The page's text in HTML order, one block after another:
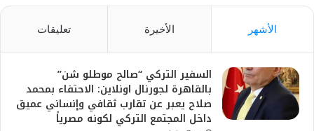
الأشهر الأخيرة تعليقات
السفير التركي “صالح موطلو شن”
بالقاهرة لجورنال اونلاين: الاحتفاء بمحمد
صلاح يعبر عن تقارب ثقافي وإنساني عميق
داخل المجتمع التركي لكونه مصرياً